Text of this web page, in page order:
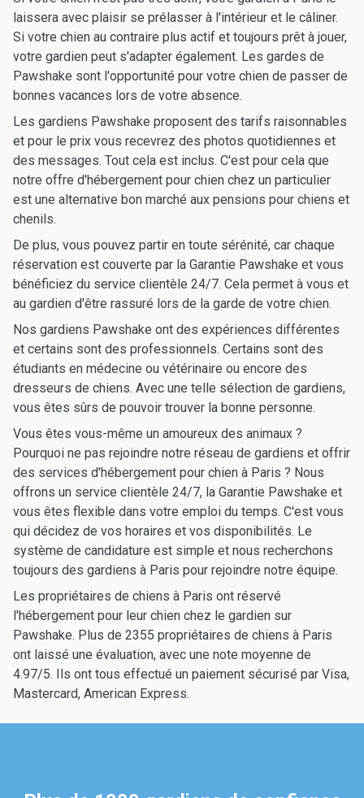
laissera avec plaisir se prélasser à l'intérieur et le câliner.
Si votre chien au contraire plus actif et toujours prêt à jouer,
votre gardien peut s'adapter également. Les gardes de
Pawshake sont l'opportunité pour votre chien de passer de
bonnes vacances lors de votre absence.
Les gardiens Pawshake proposent des tarifs raisonnables
et pour le prix vous recevrez des photos quotidiennes et
des messages. Tout cela est inclus. C'est pour cela que
notre offre d'hébergement pour chien chez un particulier
est une alternative bon marché aux pensions pour chiens et
chenils.
De plus, vous pouvez partir en toute sérénité, car chaque
réservation est couverte par la Garantie Pawshake et vous
bénéficiez du service clientèle 24/7. Cela permet à vous et
au gardien d'être rassuré lors de la garde de votre chien.
Nos gardiens Pawshake ont des expériences différentes
et certains sont des professionnels. Certains sont des
étudiants en médecine ou vétérinaire ou encore des
dresseurs de chiens. Avec une telle sélection de gardiens,
vous êtes sûrs de pouvoir trouver la bonne personne.
Vous êtes vous-même un amoureux des animaux ?
Pourquoi ne pas rejoindre notre réseau de gardiens et offrir
des services d'hébergement pour chien à Paris ? Nous
offrons un service clientèle 24/7, la Garantie Pawshake et
vous êtes flexible dans votre emploi du temps. C'est vous
qui décidez de vos horaires et vos disponibilités. Le
système de candidature est simple et nous recherchons
toujours des gardiens à Paris pour rejoindre notre équipe.
Les propriétaires de chiens à Paris ont réservé
l'hébergement pour leur chien chez le gardien sur
Pawshake. Plus de 2355 propriétaires de chiens à Paris
ont laissé une évaluation, avec une note moyenne de
4.97/5. Ils ont tous effectué un paiement sécurisé par Visa,
Mastercard, American Express.